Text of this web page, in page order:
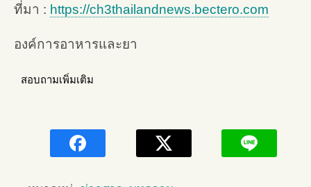
ที่มา : https://ch3thailandnews.bectero.com
องค์การอาหารและยา
สอบถามเพิ่มเติม